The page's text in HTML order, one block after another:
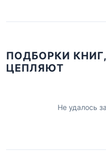
ПОДБОРКИ
ЦЕПЛЯЮТ
Не удалось